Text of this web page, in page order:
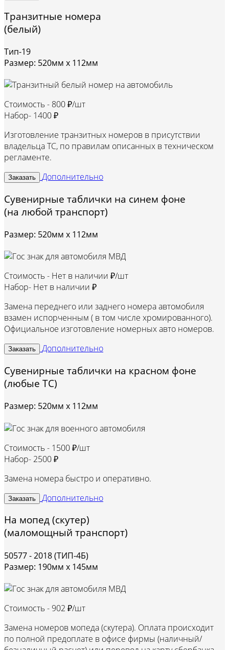
Транзитные номера
(белый)
Тип-19
Размер: 520мм х 112мм
Стоимость - 800 ₽/шт
Набор- 1400 ₽
Изготовление транзитных номеров в присутствии
владельца ТС, по правилам описанных в техническом
регламенте.
Заказать Дополнительно
Сувенирные таблички на синем фоне
(на любой транспорт)
Размер: 520мм х 112мм
Стоимость - Нет в наличии ₽/шт
Набор- Нет в наличии ₽
Замена переднего или заднего номера автомобиля
взамен испорченным ( в том числе хромированного).
Официальное изготовление номерных авто номеров.
Заказать Дополнительно
Сувенирные таблички на красном фоне
(любые ТС)
Размер: 520мм х 112мм
Стоимость - 1500 ₽/шт
Набор- 2500 ₽
Замена номера быстро и оперативно.
Заказать Дополнительно
На мопед (скутер)
(маломощный транспорт)
50577 - 2018 (ТИП-4Б)
Размер: 190мм х 145мм
Стоимость - 902 ₽/шт
Замена номеров мопеда (скутера). Оплата происходит
по полной предоплате в офисе фирмы (наличный/